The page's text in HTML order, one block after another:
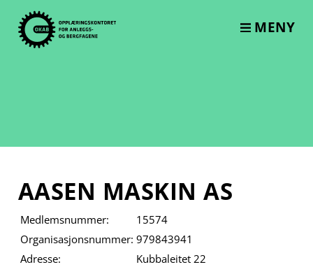
content
MENY
AASEN MASKIN AS
Medlemsnummer:
15574
Organisasjonsnummer: 979843941
Adresse:
Kubbaleitet 22